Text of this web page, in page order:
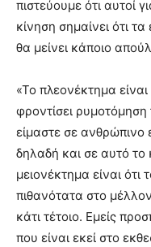
πιστεύουμε ότι αυτοί
κίνηση σημαίνει ότι
θα μείνει κάποιο
«Το πλεονέκτημα είναι
φροντίσει
είμαστε σε
δηλαδή και σε αυτό το
μειονέκτημα είναι ότι
πιθανότατα στο
κάτι τέτοιο. Εμείς
που είναι εκεί στο